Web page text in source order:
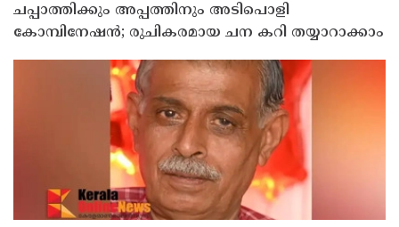
ചപ്പാത്തിക്കും അപ്പത്തിനും അടിപൊളി
കോമ്പിനേഷൻ; രുചികരമായ ചന കറി തയ്യാറാക്കാം